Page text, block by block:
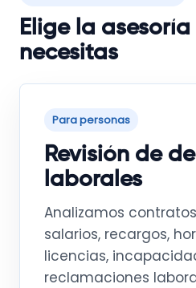
Elige la
necesitas
Para personas
Revisión de
laborales
Analizamos
salarios, recargos,
licencias,
reclamaciones